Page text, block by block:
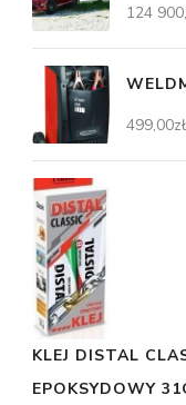
124
499,00zł
KLEJ DISTAL
EPOKSYDOWY